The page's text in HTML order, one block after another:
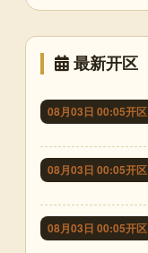
最新开区
08月03日 00:05开区
08月03日 00:05开区
08月03日 00:05开区